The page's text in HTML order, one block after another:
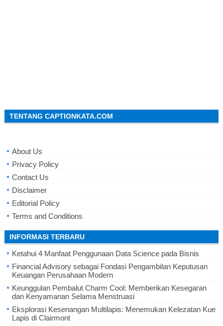
TENTANG CAPTIONKATA.COM
About Us
Privacy Policy
Contact Us
Disclaimer
Editorial Policy
Terms and Conditions
INFORMASI TERBARU
Ketahui 4 Manfaat Penggunaan Data Science pada Bisnis
Financial Advisory sebagai Fondasi Pengambilan Keputusan
Keuangan Perusahaan Modern
Keunggulan Pembalut Charm Cool: Memberikan Kesegaran
dan Kenyamanan Selama Menstruasi
Eksplorasi Kesenangan Multilapis: Menemukan Kelezatan Kue
Lapis di Clairmont